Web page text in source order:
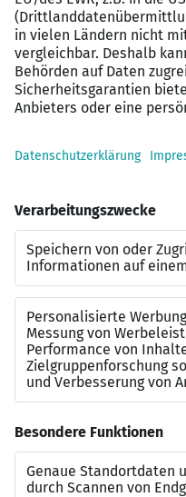
Sie schreiben die
unseres
Absolute
zeichnen Sie darüber
kennenlernen.
Unser dynamisches und
Sie tatkräftig ein und
Willkommen.
Haben wir Ihr Interesse
auf Ihre aussagekräftige
Angabe der
dass nur vollständige
unserem